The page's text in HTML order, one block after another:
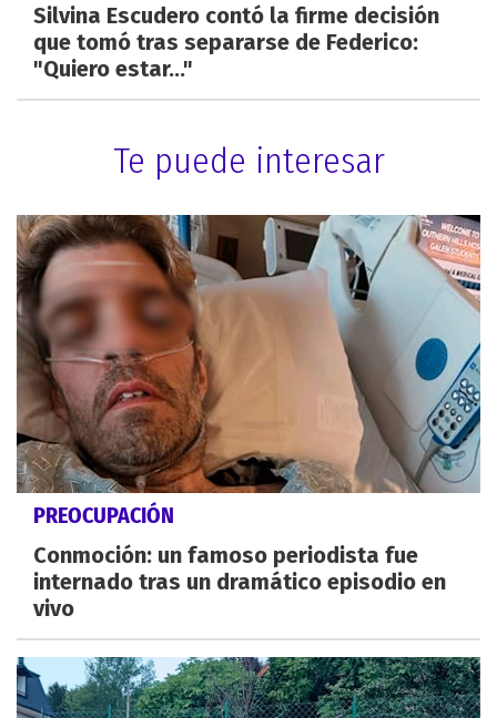
Silvina Escudero contó la firme decisión
que tomó tras separarse de Federico:
"Quiero estar..."
Te puede interesar
PREOCUPACIÓN
Conmoción: un famoso periodista fue
internado tras un dramático episodio en
vivo